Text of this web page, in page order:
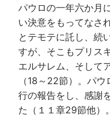
パウロの一年六か月
い決意をもってなさ
とテモテに託し、続
すが、そこもプリス
エルサレム、そして
（18～22節）。パ
行の報告をし、感謝
た（１１章29節他）